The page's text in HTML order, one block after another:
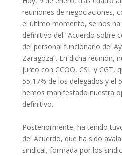
reuniones de negociaciones,
el último momento, se nos
definitivo del “Acuerdo sobre
del personal funcionario del
Zaragoza”. En dicha reunión,
junto con CCOO, CSL y CGT,
55,17% de los delegados y el
hemos manifestado nuestra
definitivo.
Posteriormente, ha tenido
del Acuerdo, que ha sido
sindical, formada por los